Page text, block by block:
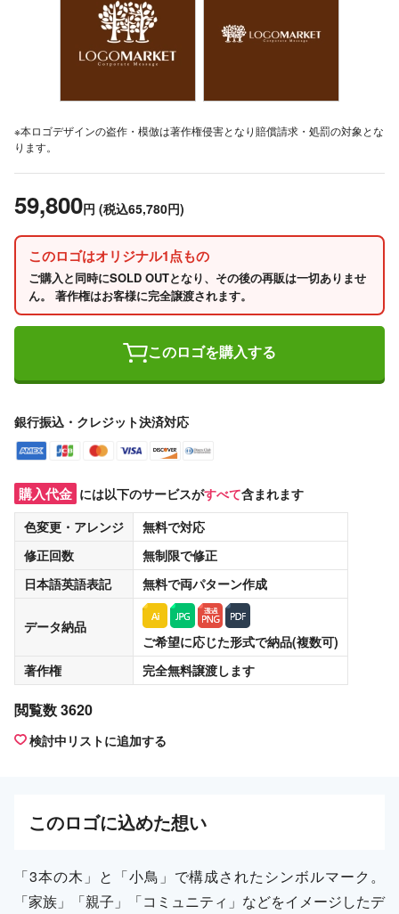
※本ロゴデザインの盗作・模倣は著作権侵害となり賠償請求・処罰の対象とな
ります。
59,800円 (税込65,780円)
このロゴはオリジナル1点もの
ご購入と同時にSOLD OUTとなり、その後の再販は一切ありませ
ん。 著作権はお客様に完全譲渡されます。
このロゴを購入する
銀行振込・クレジット決済対応
購入代金 には以下のサービスがすべて含まれます
色変更・アレンジ
無料で対応
修正回数
無制限で修正
日本語英語表記
無料で両パターン作成
データ納品
ご希望に応じた形式で納品(複数可)
著作権
完全無料譲渡します
閲覧数 3620
検討中リストに追加する
このロゴに込めた想い
「3本の木」と「小鳥」で構成されたシンボルマーク。
「家族」「親子」「コミュニティ」などをイメージしたデ